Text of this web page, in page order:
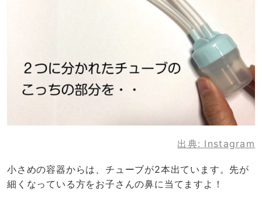
出典: Instagram
小さめの容器からは、チューブが2本出ています。先が
細くなっている方をお子さんの鼻に当てますよ！